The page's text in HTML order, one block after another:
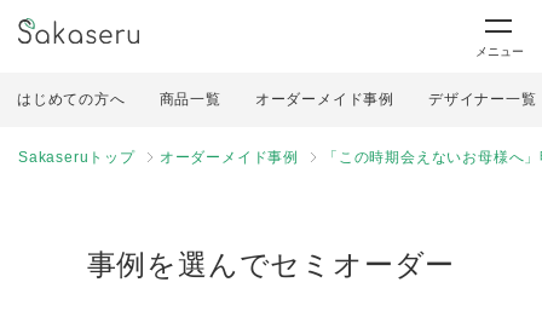
メニュー
はじめての方へ 商品一覧 オーダーメイド事例 デザイナー一覧
Sakaseruトップ オーダーメイド事例 「この時期会えないお母様へ
事例を選んでセミオーダー